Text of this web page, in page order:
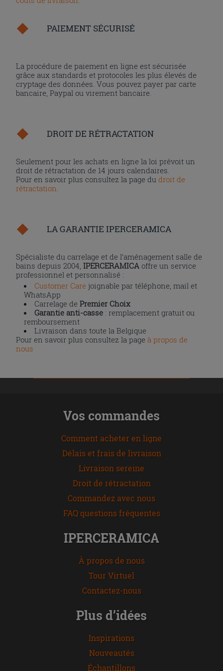
PAIEMENT SÉCURISÉ
La procédure de paiement en ligne est sécurisée
grâce aux standards et protocoles les plus élevés de
cryptage des données. Vous pouvez payer par carte
bancaire, Paypal ou virement bancaire.
DROIT DE RÉTRACTATION
Seulement pour les achats en ligne la loi prévoit un
droit de rétractation de 14 jours calendaires.
Pour en savoir plus consultez la page dudroit de
rétractation
LA GARANTIE IPERCERAMICA
Spécialiste du carrelage et de l’aménagement salle de
bains depuis 2004,IPERCERAMICA offre un service
professionnel et personnalisé :
Customer Care joignable par téléphone, mail et
WhatsApp
Carrelage dePremier Choix
Garantie anti-casse : remplacement gratuit ou
remboursement
Livraison dans toute la Belgique
Pour en savoir plus consultez la page à propos de
nous
Vos commandes
Comment acheter en ligne
Délais et frais de livraison
Livraison sereine
Droit de rétractation
Commandez avec nous
FAQ questions fréquentes
IPERCERAMICA
À propos de nous
Tour Virtuel
Contactez-nous
Plus d’idées
Inspirations
Nouveautés
Échantillons